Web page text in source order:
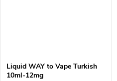
Liquid WAY to Vape Turkish
10ml-12mg